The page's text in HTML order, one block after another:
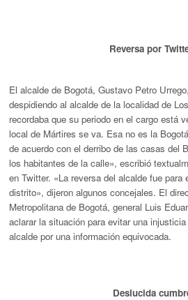
Reversa por
El alcalde de Bogotá, Gustavo Petro
despidiendo al alcalde de la localidad de
recordaba que su periodo en el cargo está
local de Mártires se va. Esa no es la
de acuerdo con el derribo de las casas del
los habitantes de la calle», escribió
en Twitter. «La reversa del alcalde fue para
distrito», dijeron algunos concejales. El
Metropolitana de Bogotá, general Luis
aclarar la situación para evitar una
alcalde por una información equivocada.
Deslucida